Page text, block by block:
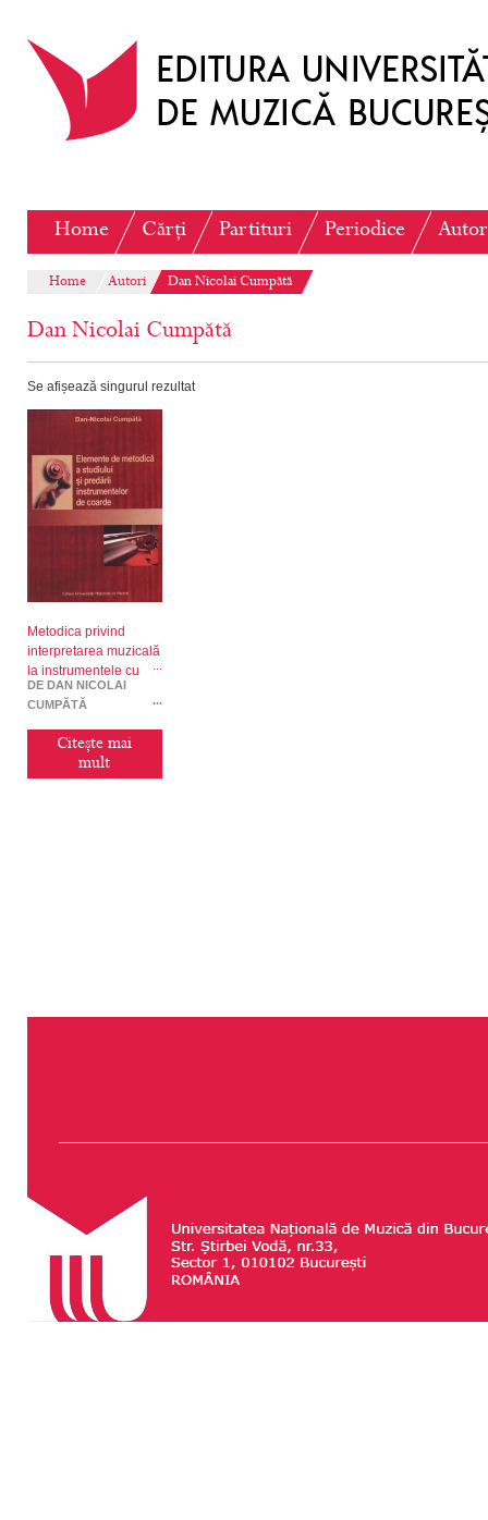
Home Cărți Partituri Periodice
Home Autori Dan Nicolai Cumpătă
Dan Nicolai Cumpătă
Se afișează singurul rezultat
Metodica privind
interpretarea muzicală
la instrumentele cu
coarde
DE DAN NICOLAI
CUMPĂTĂ
Citește mai
mult